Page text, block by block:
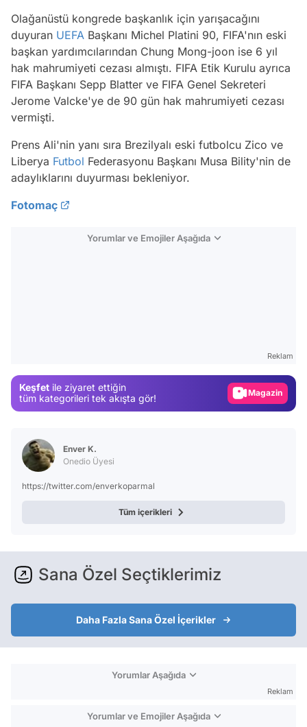
Olağanüstü kongrede başkanlık için yarışacağını
duyuran UEFA Başkanı Michel Platini 90, FIFA'nın eski
başkan yardımcılarından Chung Mong-joon ise 6 yıl
hak mahrumiyeti cezası almıştı. FIFA Etik Kurulu ayrıca
FIFA Başkanı Sepp Blatter ve FIFA Genel Sekreteri
Jerome Valcke'ye de 90 gün hak mahrumiyeti cezası
vermişti.
Prens Ali'nin yanı sıra Brezilyalı eski futbolcu Zico ve
Liberya Futbol Federasyonu Başkanı Musa Bility'nin de
adaylıklarını duyurması bekleniyor.
Fotomaç
Yorumlar ve Emojiler Aşağıda
Reklam
Keşfet ile ziyaret ettiğin
tüm kategorileri tek akışta gör!
Magazin
Enver K.
Onedio Üyesi
https://twitter.com/enverkoparmal
Tüm içerikleri
Sana Özel Seçtiklerimiz
Daha Fazla Sana Özel İçerikler
Yorumlar Aşağıda
Reklam
Yorumlar ve Emojiler Aşağıda